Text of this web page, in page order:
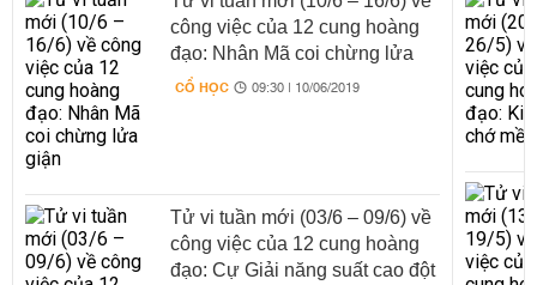
công việc của 12 cung hoàng
đạo: Nhân Mã coi chừng lửa
giận
CỔ HỌC 09:30 | 10/06/2019
Tử vi tuần mới (03/6 – 09/6) về
công việc của 12 cung hoàng
đạo: Cự Giải năng suất cao đột